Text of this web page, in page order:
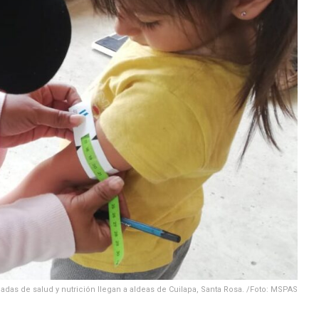
de salud y nutrición llegan a aldeas de Cuilapa, Santa Rosa. /Foto: MSPAS